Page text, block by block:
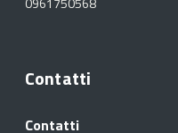
Contatti
Contatti